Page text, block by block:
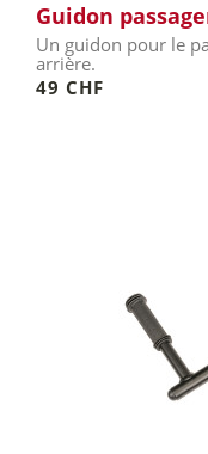
Guidon
Un guidon pour le
arrière.
49 CHF